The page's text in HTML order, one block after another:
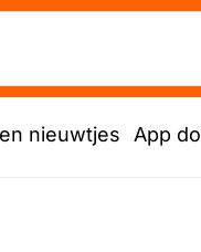
nieuwtjes App